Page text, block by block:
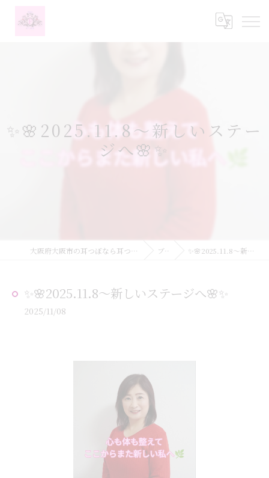
✨🌸2025.11.8〜新しいステー
ジへ🌸✨
大阪府大阪市の耳つぼなら耳つぼダイエットサロンふーみん ブログ ✨🌸2025.11.8〜新しいステージへ🌸✨
✨🌸2025.11.8〜新しいステージへ🌸✨
2025/11/08